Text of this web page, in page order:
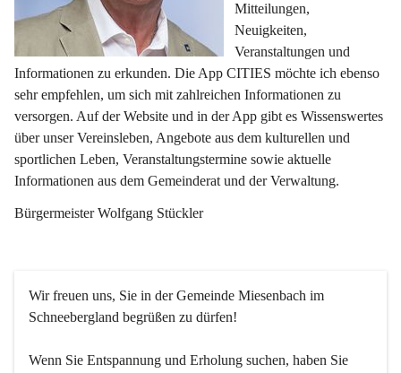
Mitteilungen,
Neuigkeiten,
Veranstaltungen und
Informationen zu erkunden. Die App CITIES möchte ich ebenso
sehr empfehlen, um sich mit zahlreichen Informationen zu
versorgen. Auf der Website und in der App gibt es Wissenswertes
über unser Vereinsleben, Angebote aus dem kulturellen und
sportlichen Leben, Veranstaltungstermine sowie aktuelle
Informationen aus dem Gemeinderat und der Verwaltung.
Bürgermeister Wolfgang Stückler
Wir freuen uns, Sie in der Gemeinde Miesenbach im
Schneebergland begrüßen zu dürfen!
Wenn Sie Entspannung und Erholung suchen, haben Sie